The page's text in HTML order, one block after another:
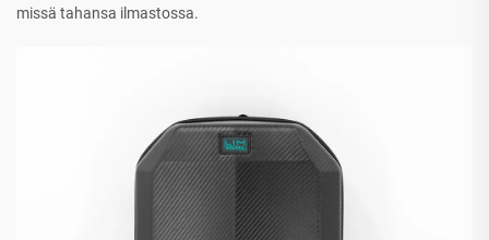
missä tahansa ilmastossa.